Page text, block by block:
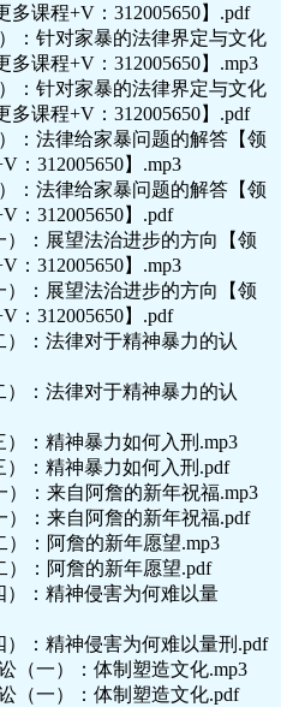
多课程+V：312005650】.pdf
：针对家暴的法律界定与文化
多课程+V：312005650】.mp3
：针对家暴的法律界定与文化
多课程+V：312005650】.pdf
：法律给家暴问题的解答【领
：312005650】.mp3
：法律给家暴问题的解答【领
：312005650】.pdf
）：展望法治进步的方向【领
：312005650】.mp3
）：展望法治进步的方向【领
：312005650】.pdf
）：法律对于精神暴力的认
）：法律对于精神暴力的认
）：精神暴力如何入刑.mp3
）：精神暴力如何入刑.pdf
）：来自阿詹的新年祝福.mp3
）：来自阿詹的新年祝福.pdf
）：阿詹的新年愿望.mp3
）：阿詹的新年愿望.pdf
）：精神侵害为何难以量
）：精神侵害为何难以量刑.pdf
（一）：体制塑造文化.mp3
（一）：体制塑造文化.pdf